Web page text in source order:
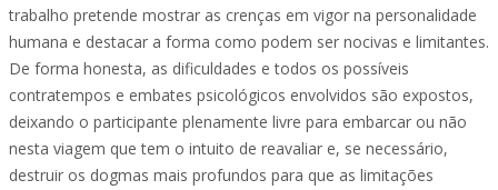
trabalho pretende mostrar as crenças em vigor na personalidade
humana e destacar a forma como podem ser nocivas e limitantes.
De forma honesta, as dificuldades e todos os possíveis
contratempos e embates psicológicos envolvidos são expostos,
deixando o participante plenamente livre para embarcar ou não
nesta viagem que tem o intuito de reavaliar e, se necessário,
destruir os dogmas mais profundos para que as limitações